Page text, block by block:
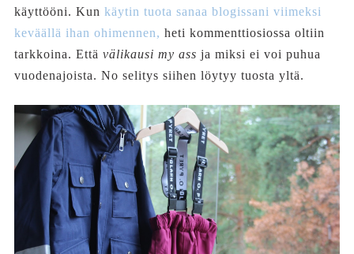
käyttööni. Kun käytin tuota sanaa blogissani viimeksi
keväällä ihan ohimennen, heti kommenttiosiossa oltiin
tarkkoina. Että välikausi my ass ja miksi ei voi puhua
vuodenajoista. No selitys siihen löytyy tuosta yltä.